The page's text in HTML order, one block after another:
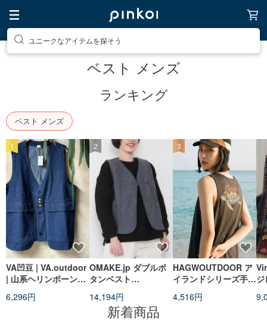
ユニークなアイテムを探そう
ベスト メンズ
ランキング
ベスト メンズ
VA凹豆 | VA.outdoor
| 山系ヘリンボーンビ
スト
6,296円
1
OMAKE.jp ダブルボ
タンベスト
レー
14,194円
2
HAGWOUTDOOR ア
イランドシリーズ手描
小琉球
4,516円
3
新着商品